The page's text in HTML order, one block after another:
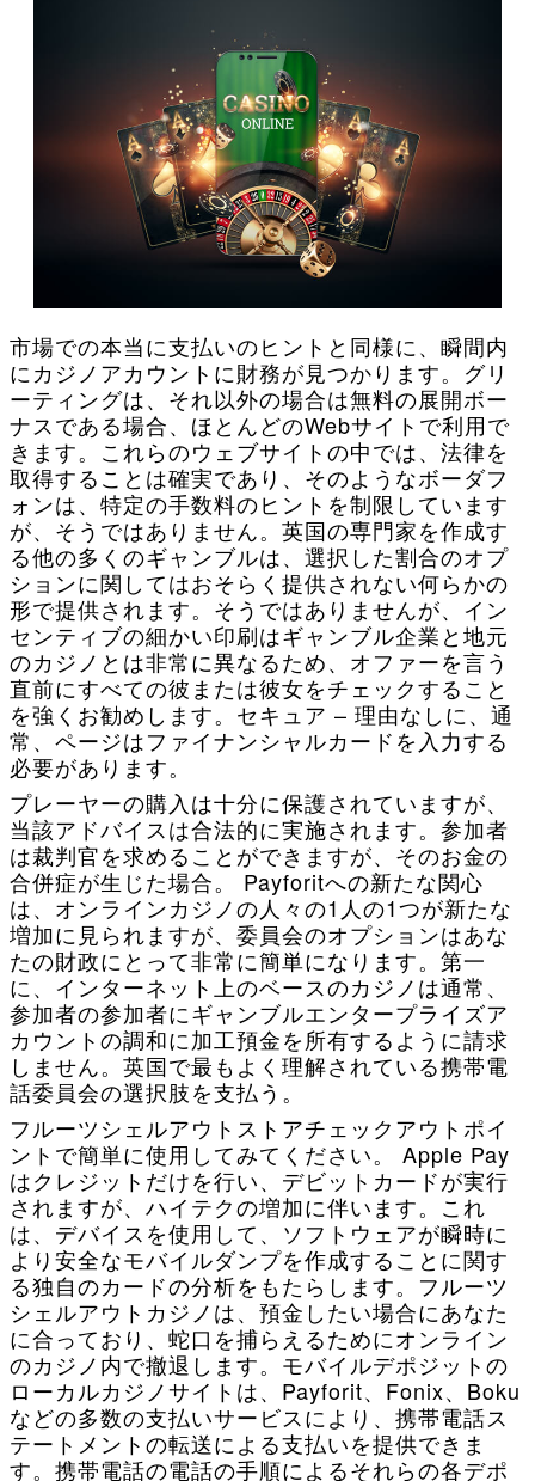
市場での本当に支払いのヒントと同様に、瞬間内
にカジノアカウントに財務が見つかります。グリ
ーティングは、それ以外の場合は無料の展開ボー
ナスである場合、ほとんどのWebサイトで利用で
きます。これらのウェブサイトの中では、法律を
取得することは確実であり、そのようなボーダフ
ォンは、特定の手数料のヒントを制限しています
が、そうではありません。英国の専門家を作成す
る他の多くのギャンブルは、選択した割合のオプ
ションに関してはおそらく提供されない何らかの
形で提供されます。そうではありませんが、イン
センティブの細かい印刷はギャンブル企業と地元
のカジノとは非常に異なるため、オファーを言う
直前にすべての彼または彼女をチェックすること
を強くお勧めします。セキュア – 理由なしに、通
常、ページはファイナンシャルカードを入力する
必要があります。
プレーヤーの購入は十分に保護されていますが、
当該アドバイスは合法的に実施されます。参加者
は裁判官を求めることができますが、そのお金の
合併症が生じた場合。 Payforitへの新たな関心
は、オンラインカジノの人々の1人の1つが新たな
増加に見られますが、委員会のオプションはあな
たの財政にとって非常に簡単になります。第一
に、インターネット上のベースのカジノは通常、
参加者の参加者にギャンブルエンタープライズア
カウントの調和に加工預金を所有するように請求
しません。英国で最もよく理解されている携帯電
話委員会の選択肢を支払う。
フルーツシェルアウトストアチェックアウトポイ
ントで簡単に使用してみてください。 Apple Pay
はクレジットだけを行い、デビットカードが実行
されますが、ハイテクの増加に伴います。これ
は、デバイスを使用して、ソフトウェアが瞬時に
より安全なモバイルダンプを作成することに関す
る独自のカードの分析をもたらします。フルーツ
シェルアウトカジノは、預金したい場合にあなた
に合っており、蛇口を捕らえるためにオンライン
のカジノ内で撤退します。モバイルデポジットの
ローカルカジノサイトは、Payforit、Fonix、Boku
などの多数の支払いサービスにより、携帯電話ス
テートメントの転送による支払いを提供できま
す。携帯電話の電話の手順によるそれらの各デポ